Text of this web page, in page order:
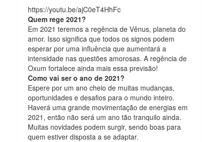
https://youtu.be/ajC0eT4HhFc
Quem rege 2021?
Em 2021 teremos a regência de Vênus, planeta do
amor. Isso significa que todos os signos podem
esperar por uma influência que aumentará a
intensidade nas questões amorosas. A regência de
Oxum fortalece ainda mais essa previsão!
Como vai ser o ano de 2021?
Espere por um ano cheio de muitas mudanças,
oportunidades e desafios para o mundo inteiro.
Haverá uma grande movimentação de energias em
2021, então não será um ano tão tranquilo ainda.
Muitas novidades podem surgir, sendo boas para
quem estiver disposta a se adaptar.